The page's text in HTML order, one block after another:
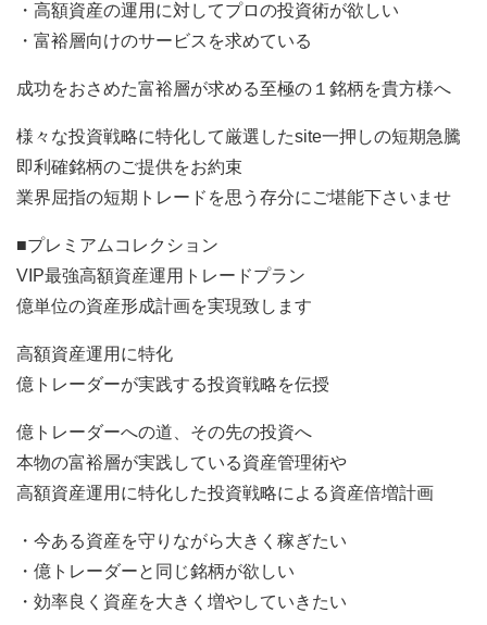
・高額資産の運用に対してプロの投資術が欲しい
・富裕層向けのサービスを求めている
成功をおさめた富裕層が求める至極の１銘柄を貴方様へ
様々な投資戦略に特化して厳選したsite一押しの短期急騰
即利確銘柄のご提供をお約束
業界屈指の短期トレードを思う存分にご堪能下さいませ
■プレミアムコレクション
VIP最強高額資産運用トレードプラン
億単位の資産形成計画を実現致します
高額資産運用に特化
億トレーダーが実践する投資戦略を伝授
億トレーダーへの道、その先の投資へ
本物の富裕層が実践している資産管理術や
高額資産運用に特化した投資戦略による資産倍増計画
・今ある資産を守りながら大きく稼ぎたい
・億トレーダーと同じ銘柄が欲しい
・効率良く資産を大きく増やしていきたい